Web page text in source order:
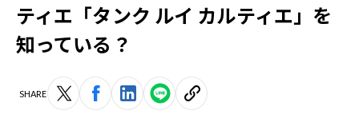
ティエ「タンク ルイ カルティエ」を
知っている？
SHARE